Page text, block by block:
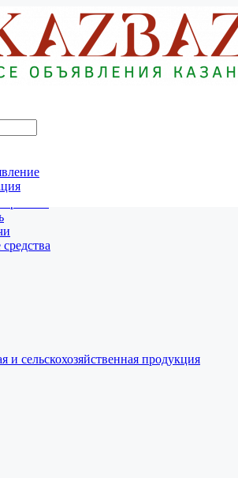
и скутеров
в 50 км around Самара
сельскохозяйственная продукция